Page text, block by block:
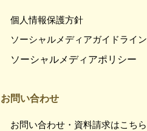
個人情報保護方針
ソーシャルメディアガイドライン
ソーシャルメディアポリシー
お問い合わせ
お問い合わせ・資料請求はこちら